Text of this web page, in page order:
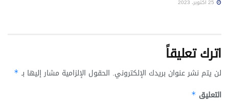
اترك تعليقاً
لن يتم نشر عنوان بريدك الإلكتروني. الحقول الإلزامية مشار إليها بـ *
التعليق *